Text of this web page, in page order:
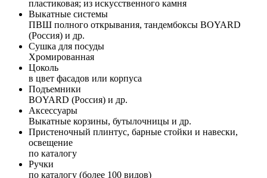
пластиковая; из искусственного камня
Выкатные системы
ПВШ полного открывания, тандембоксы BOYARD
(Россия) и др.
Сушка для посуды
Хромированная
Цоколь
в цвет фасадов или корпуса
Подъемники
BOYARD (Россия) и др.
Аксессуары
Выкатные корзины, бутылочницы и др.
Пристеночный плинтус, барные стойки и навески,
освещение
по каталогу
Ручки
по каталогу (более 100 видов)